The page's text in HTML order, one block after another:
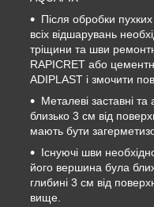
Після обробки
всіх відшарувань
тріщини та шви
RAPICRET або
ADIPLAST і змочити
Металеві заставні
близько 3 см від
мають бути
Існуючі шви
його вершина була
глибині 3 см від
вище.